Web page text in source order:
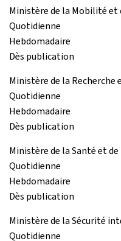
Ministère de la Mobilité et
Quotidienne
Hebdomadaire
Dès publication
Ministère de la
Quotidienne
Hebdomadaire
Dès publication
Ministère de la Santé et
Quotidienne
Hebdomadaire
Dès publication
Ministère de la Sécurité
Quotidienne